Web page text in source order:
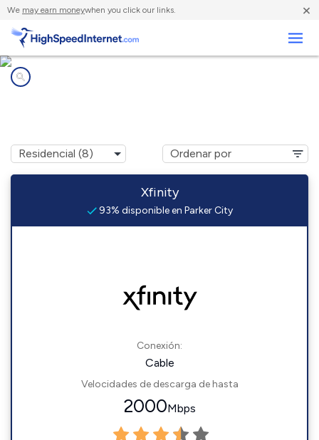
We may earn moneywhen you click our links. ×
Xfinity
93% disponible en Parker City
Conexión:
Cable
Velocidades de descarga de hasta
2000Mbps